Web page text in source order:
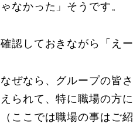
ゃなかった」そうです。
確認しておきながら「え
なぜなら、グループの皆
えられて、特に職場の方
（ここでは職場の事はご